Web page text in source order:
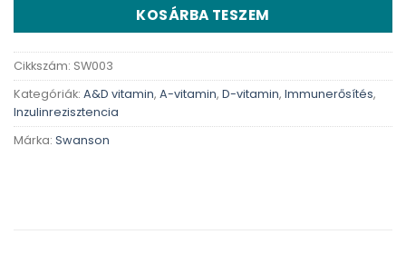
KOSÁRBA TESZEM
Cikkszám: SW003
Kategóriák: A&D vitamin, A-vitamin, D-vitamin, Immunerősítés,
Inzulinrezisztencia
Márka: Swanson